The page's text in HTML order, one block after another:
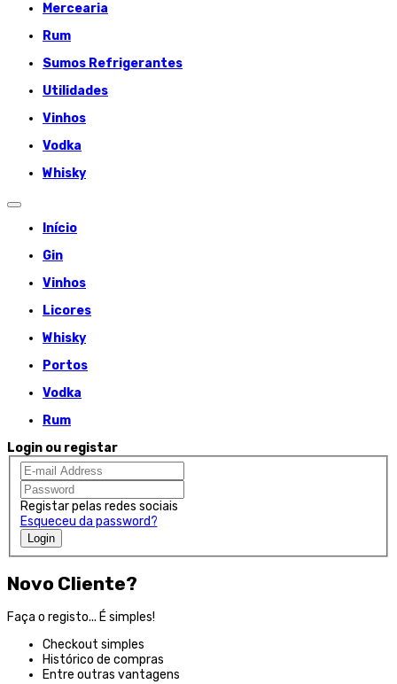
Mercearia
Rum
Sumos Refrigerantes
Utilidades
Vinhos
Vodka
Whisky
Início
Gin
Vinhos
Licores
Whisky
Portos
Vodka
Rum
Login ou registar
Registar pelas redes sociais
Esqueceu da password?
Login
Novo Cliente?
Faça o registo... É simples!
Checkout simples
Histórico de compras
Entre outras vantagens